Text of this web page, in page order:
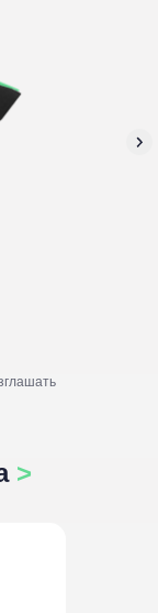
>